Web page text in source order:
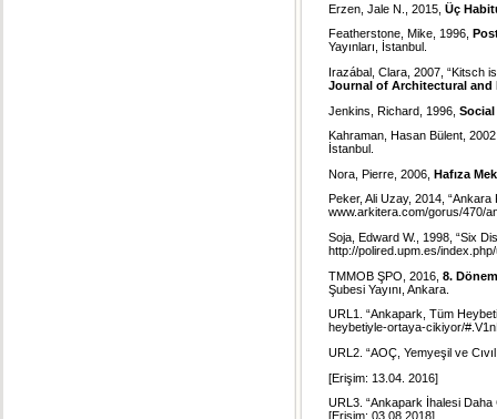
Erzen, Jale N., 2015, Üç
Featherstone, Mike, 1996,
Yayınları, İstanbul.
Irazábal, Clara, 2007, “Kitsch
Journal of Architectural and
Jenkins, Richard, 1996,
Kahraman, Hasan Bülent,
İstanbul.
Nora, Pierre, 2006, Hafıza
Peker, Ali Uzay, 2014, “Ankara
www.arkitera.com/gorus/470/
Soja, Edward W., 1998, “Six
http://polired.upm.es/
TMMOB ŞPO, 2016, 8.
Şubesi Yayını, Ankara.
URL1. “Ankapark, Tüm
heybetiyle-ortaya-cikiyor/
URL2. “AOÇ, Yemyeşil ve
[Erişim: 13.04. 2016]
URL3. “Ankapark İhalesi
[Erişim: 03.08.2018]